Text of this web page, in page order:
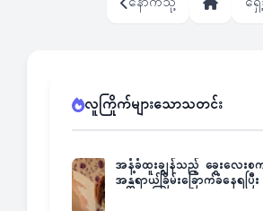
လူကြိုက်များသောသတင်း
အနံ့ခံထူးချွန်သည့် ခွေးလေ
အန္တရာယ်ခြိမ်းခြောက်ခံနေရပြီ